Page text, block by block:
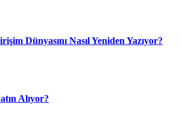
Dünyasını Nasıl Yeniden Yazıyor?
Alıyor?